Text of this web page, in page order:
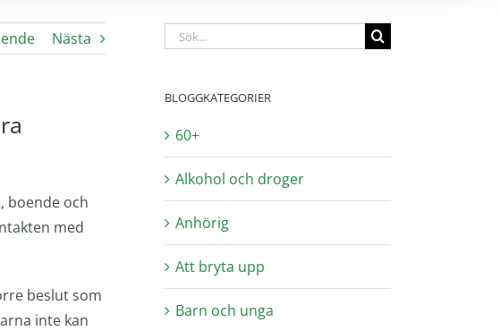
Nästa
boende och
med
beslut som
inte kan
Sök
BLOGGKATEGORIER
60+
Alkohol och droger
Anhörig
Att bryta upp
Barn och unga